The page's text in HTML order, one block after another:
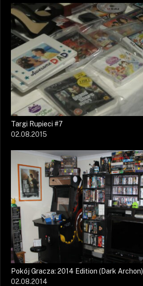
Targi Rupieci #7
02.08.2015
Pokój Gracza: 2014 Edition (Dark Archon)
02.08.2014